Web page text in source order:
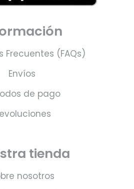
Frecuentes (FAQs)
Envíos
de pago
tienda
nosotros